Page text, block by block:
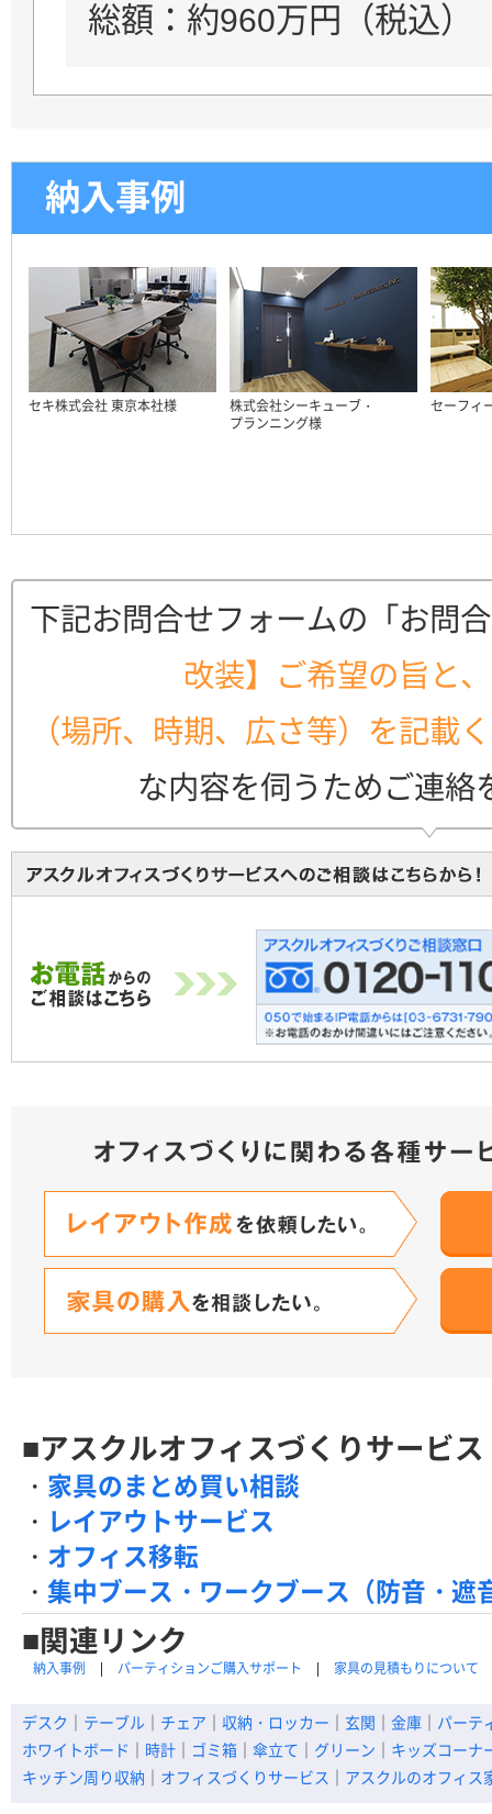
総額：約960万円（税込）
納入事例
セキ株式会社 東京本社様
株式会社シーキューブ・
プランニング様
セーフィ
下記お問合せフォームの「お問
改装】ご希望の旨と
（場所、時期、広さ等）を記載
な内容を伺うためご連絡
■アスクルオフィスづくりサービス
・ 家具のまとめ買い相談
・ レイアウトサービス
・ オフィス移転
・ 集中ブース・ワークブース（防音・遮
■関連リンク
納入事例 パーティションご購入サポート 家具の見積もりについて
デスク テーブル チェア 収納・ロッカー 玄関 金庫
パーテ
ホワイトボード
時計 ゴミ箱 傘立て グリーン
キッズコーナ
キッチン周り収納
オフィスづくりサービス アスクルのオフィス